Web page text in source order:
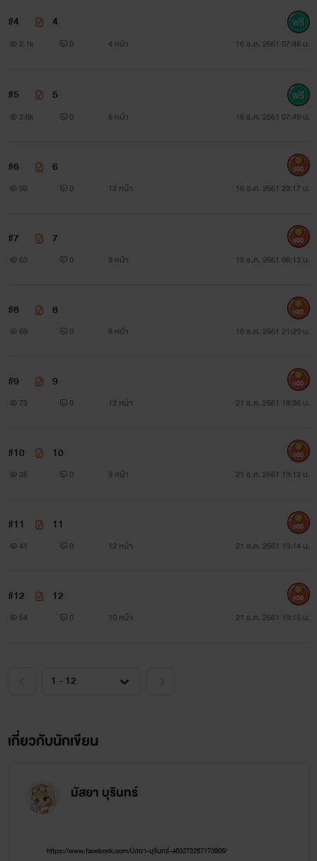
เพราะตลอดระยะเวลาที่ผ่านมา ต่อให้เป็นเพียงความคิด เธอก็ไม่
เคยกระทำอย่างที่ถูกเขากล่าวหา “ช่วยบอกสร้อยหน่อยสิว่าเฮีย
อาเสี่ยใหญ่มองเมียสาวสวยตรงหน้าอย่างประหลาดใจ นึกไม่
ดูถูกกันชัดๆ ผู้หญิงอย่างเธอไม่มีสิทธิ์มากล่าวหาเขาแบบนี้
“ใช่เหรอคะ”
เหมือนว่าจะสาหัส เพราะเสี่ยใหญ่โกรธแค้นมาก เพราะเหมือน
กับถูกหญิงสาวเหยียดหยามความเป็นชายนั่นเอง
เท่าดักแด้ มีเพียงสีหน้าเท่านั้นที่บ่งบอกว่าอำนาจในความเป็น
ผู้ชายของเขายังมีเปี่ยมล้น สรวงสร้อยเจ็บระบม ต้องให้กาลเวลา
ผู้หญิงน่ะ บทจะรักก็คือรัก ไม่มีเหตุผล ต่อให้ผู้ชายคนนั้นเลว
แทบไม่รู้ตัวว่า ตนเองกำลังคิดร้ายต่ออาเสี่ยใหญ่ผู้ได้ชื่อว่าเป็น
สามี อาจเป็นเพราะตลอดระยะเวลาที่ผ่านมา เธอเก็บงำความ
เหมือนกัน
ของเสี่ยใหญ่กระตุกเกร็ง เหงื่อกาฬแตกพลั่กพร้อมๆกับหัวใจ
แต่หัวใจเหมือนกับกำลังติดปีกโบยบินไปสู่โลกแห่งอิสรภาพ ภาย
จึงกลายเป็นม่ายสาวพราวเสน่ห์ มีมรดกตกทอดจากเสี่ยใหญ่ไม่
มากไม่มายแค่สิบกว่าล้านเศษหน่อยๆเท่านั้น
โลกทั้งใบอยู่ในมือของเธอ และมีแต่เธอเท่านั้นที่จะเป็นผู้กำกับ
#4 4
2.1k 0 4 หน้า 16 ธ.ค. 2561 07:48 น.
#5 5
2.6k 0 5 หน้า 16 ธ.ค. 2561 07:49 น.
#6 6
93 0 12 หน้า 16 ธ.ค. 2561 23:17 น.
600
#7 7
63 0 9 หน้า 18 ธ.ค. 2561 06:13 น.
600
#8 8
69 0 8 หน้า 18 ธ.ค. 2561 21:29 น.
600
#9 9
73 0 12 หน้า 21 ธ.ค. 2561 18:36 น.
600
#10 10
35 0 9 หน้า 21 ธ.ค. 2561 19:13 น.
600
#11 11
41 0 12 หน้า 21 ธ.ค. 2561 19:14 น.
600
#12 12
54 0 10 หน้า 21 ธ.ค. 2561 19:15 น.
600
เกี่ยวกับนักเขียน
มัสยา บุรินทร์
https://www.facebook.com/มัสยา-บุรินทร์-463273267173908/